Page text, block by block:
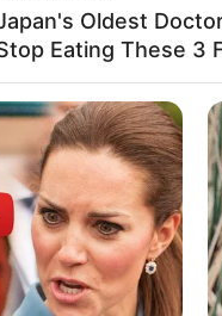
di Korea
populer
dengan Hyorin
di bawah
produser
Oldest
Eating These 3